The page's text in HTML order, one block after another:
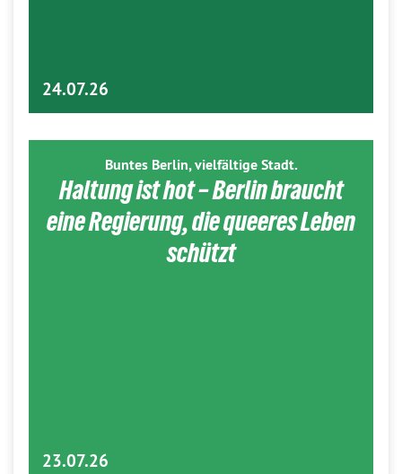
24.07.26
Buntes Berlin, vielfältige Stadt.
Haltung ist hot – Berlin braucht
eine Regierung, die queeres Leben
schützt
23.07.26